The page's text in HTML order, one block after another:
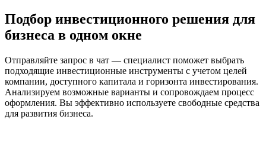
Подбор инвестиционного решения для
бизнеса в одном окне
Отправляйте запрос в чат — специалист поможет выбрать
подходящие инвестиционные инструменты с учетом целей
компании, доступного капитала и горизонта инвестирования.
Анализируем возможные варианты и сопровождаем процесс
оформления. Вы эффективно используете свободные средства
для развития бизнеса.